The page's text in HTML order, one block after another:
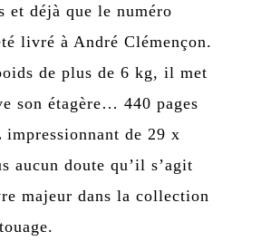
et déjà que le numéro
livré à André Clémençon.
de plus de 6 kg, il met
son étagère… 440 pages
de 29 x
aucun doute qu’il s’agit
majeur dans la collection